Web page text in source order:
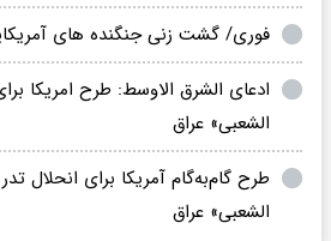
فوری/ گشت زنی جنگنده های
ادعای الشرق الاوسط: طرح امریکا
الشعبی» عراق
طرح گام‌به‌گام آمریکا برای انحلال
الشعبی» عراق